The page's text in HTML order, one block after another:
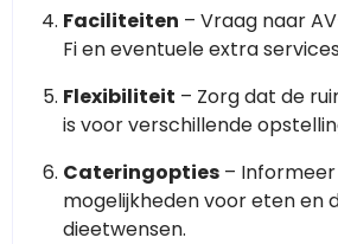
Faciliteiten – Vraag naar
Fi en eventuele extra
Flexibiliteit – Zorg dat de
is voor verschillende
Cateringopties –
mogelijkheden voor eten en
dieetwensen.